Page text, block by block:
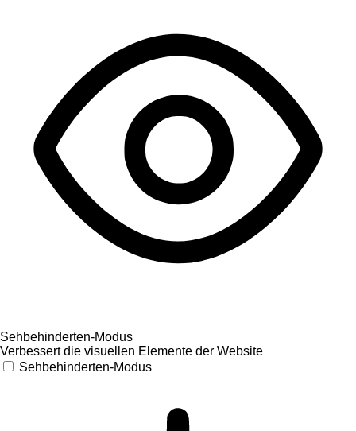
Sehbehinderten-Modus
Verbessert die visuellen Elemente der Website
Sehbehinderten-Modus